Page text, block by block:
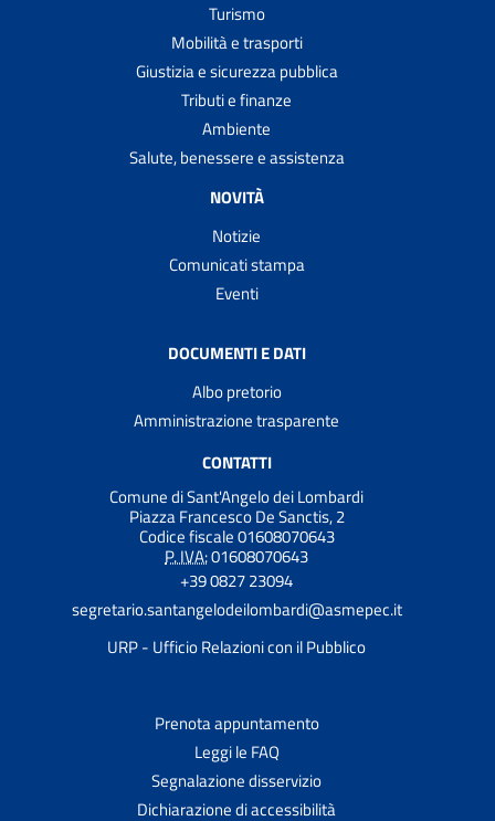
Turismo
Mobilità e trasporti
Giustizia e sicurezza pubblica
Tributi e finanze
Ambiente
Salute, benessere e assistenza
NOVITÀ
Notizie
Comunicati stampa
Eventi
DOCUMENTI E DATI
Albo pretorio
Amministrazione trasparente
CONTATTI
Comune di Sant'Angelo dei Lombardi
Piazza Francesco De Sanctis, 2
Codice fiscale 01608070643
P. IVA:01608070643
+39 0827 23094
segretario.santangelodeilombardi@asmepec.it
URP - Ufficio Relazioni con il Pubblico
Prenota appuntamento
Leggi le FAQ
Segnalazione disservizio
Dichiarazione di accessibilità